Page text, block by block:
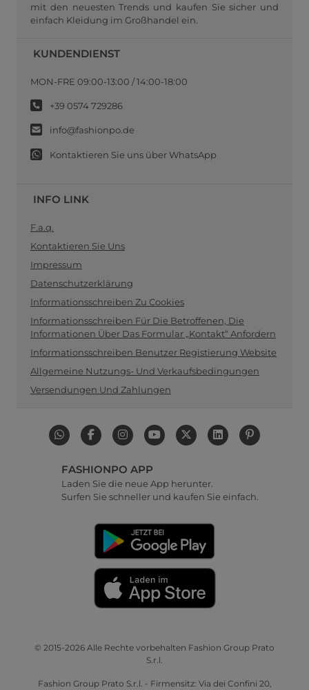
mit den neuesten Trends und kaufen Sie sicher und
einfach Kleidung im Großhandel ein.
KUNDENDIENST
MON-FRE 09:00-13:00 / 14:00-18:00
+39 0574 729286
info@fashionpo.de
Kontaktieren Sie uns über WhatsApp
INFO LINK
F.a.q.
Kontaktieren Sie Uns
Impressum
Datenschutzerklärung
Informationsschreiben Zu Cookies
Informationsschreiben Für Die Betroffenen, Die
Informationen Über Das Formular „Kontakt“ Anfordern
Informationsschreiben Benutzer Registierung Website
Allgemeine Nutzungs- Und Verkaufsbedingungen
Versendungen Und Zahlungen
FASHIONPO APP
Laden Sie die neue App herunter.
Surfen Sie schneller und kaufen Sie einfach.
© 2015-2026 Alle Rechte vorbehalten Fashion Group Prato
S.r.l.
Fashion Group Prato S.r.l. - Firmensitz: Via dei Confini 20,